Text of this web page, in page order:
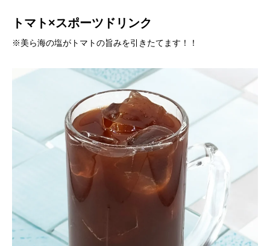
トマト×スポーツドリンク
※美ら海の塩がトマトの旨みを引きたてます！！